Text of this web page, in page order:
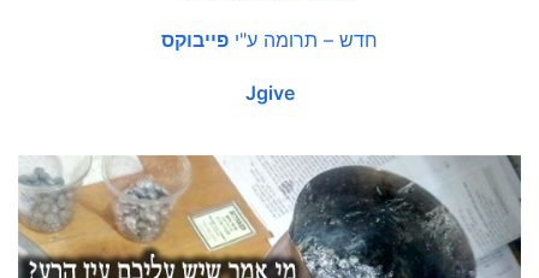
חדש – תרומה ע"י פייבוקס
Jgive